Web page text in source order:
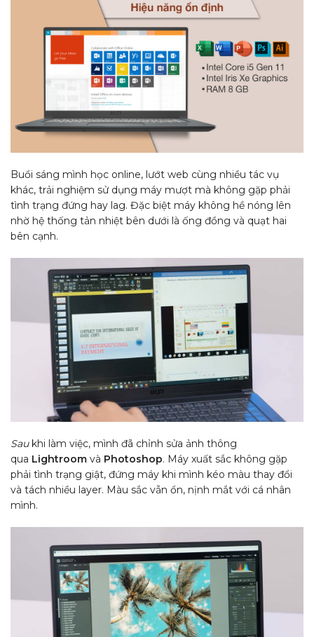
Buổi sáng mình học online, lướt web cùng nhiều tác vụ
khác, trải nghiệm sử dụng máy mượt mà không gặp phải
tình trạng đứng hay lag. Đặc biệt máy không hề nóng lên
nhờ hệ thống tản nhiệt bên dưới là ống đồng và quạt hai
bên cạnh.
Sau khi làm việc, mình đã chỉnh sửa ảnh thông
qua Lightroom và Photoshop. Máy xuất sắc không gặp
phải tình trạng giật, đứng máy khi mình kéo màu thay đổi
và tách nhiều layer. Màu sắc vẫn ổn, nịnh mắt với cá nhân
mình.